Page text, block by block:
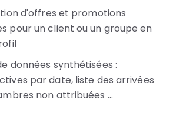
d'offres et promotions
pour un client ou un groupe en
données synthétisées :
par date, liste des arrivées
non attribuées ...